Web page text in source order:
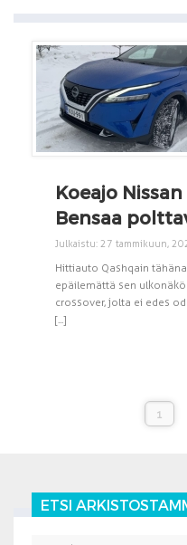
Koeajo
Bensaa
Julkaistu: 27 tammikuun,
Hittiauto Qashqain
epäilemättä sen
crossover, jolta ei edes
[...]
1
ETSI